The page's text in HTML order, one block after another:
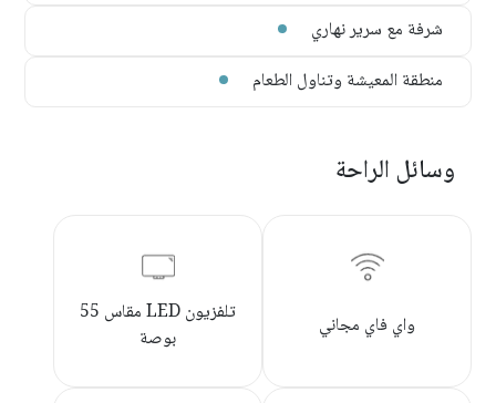
شرفة مع سرير نهاري
منطقة المعيشة وتناول الطعام
وسائل الراحة
واي فاي مجاني
تلفزيون LED مقاس 55
بوصة